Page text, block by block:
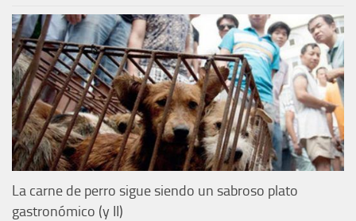
La carne de perro sigue siendo un sabroso plato
gastronómico (y II)